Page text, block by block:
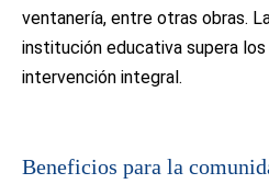
ventanería, entre otras obras.
institución educativa supera
intervención integral.
Beneficios para la